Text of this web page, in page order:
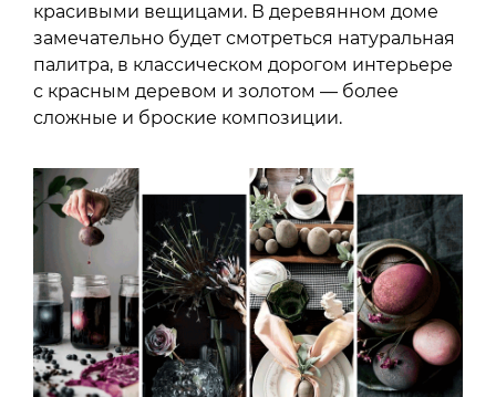
красивыми вещицами. В деревянном доме
замечательно будет смотреться натуральная
палитра, в классическом дорогом интерьере
с красным деревом и золотом — более
сложные и броские композиции.